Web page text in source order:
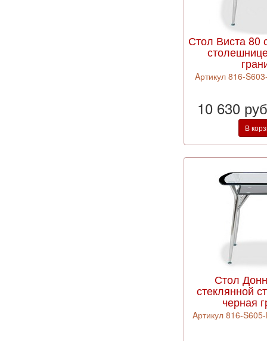
Стол Виста 80
Aртикул 816-
10 630
В
Стол
стеклянной
черная
Aртикул 816-